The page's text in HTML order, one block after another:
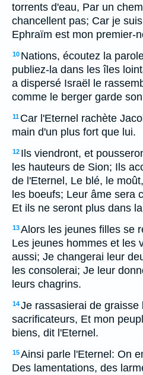
torrents d'eau, Par un
chancellent pas; Car je
Ephraïm est mon premier-
10 Nations, écoutez la
publiez-la dans les îles
a dispersé Israël le
comme le berger garde
11 Car l'Eternel rachète
main d'un plus fort que lui.
12 Ils viendront, et
les hauteurs de Sion; Ils
de l'Eternel, Le blé, le
les boeufs; Leur âme sera
Et ils ne seront plus dans
13Alors les jeunes filles se
Les jeunes hommes et les
aussi; Je changerai leur
les consolerai; Je leur
leurs chagrins.
14Je rassasierai de graisse
sacrificateurs, Et mon
biens, dit l'Eternel.
15Ainsi parle l'Eternel: On
Des lamentations, des